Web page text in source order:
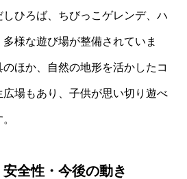
ひろば、ちびっこゲレンデ、ハ
様な遊び場が整備されていま
ほか、自然の地形を活かしたコ
場もあり、子供が思い切り遊べ
全性・今後の動き